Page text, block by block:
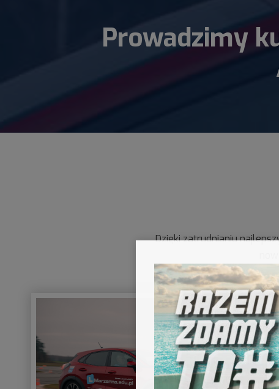
Prowadzimy
Dzięki zatrudnianiu